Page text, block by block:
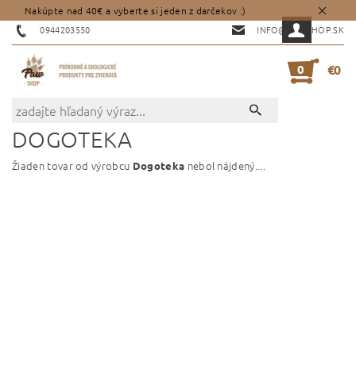
Nakúpte nad 40€ a vyberte si jeden z darčekov :)
0944203550
INFO@PAWSHOP.SK
0 €0
DOGOTEKA
Žiaden tovar od výrobcu Dogoteka nebol nájdený....